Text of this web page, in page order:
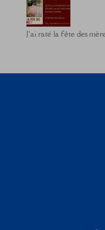
J’ai raté la fête des